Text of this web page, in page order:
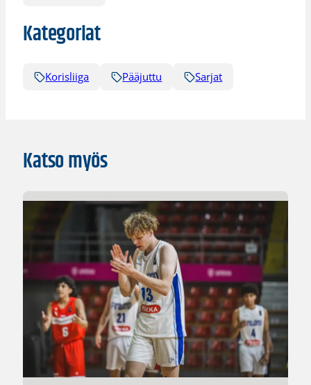
Kategoriat
Korisliiga Pääjuttu Sarjat
Katso myös